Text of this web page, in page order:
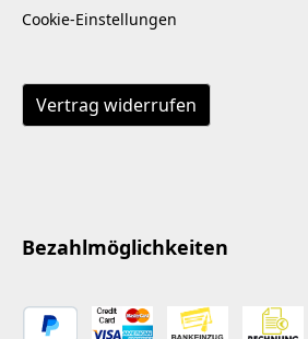
Cookie-Einstellungen
Vertrag widerrufen
Bezahlmöglichkeiten